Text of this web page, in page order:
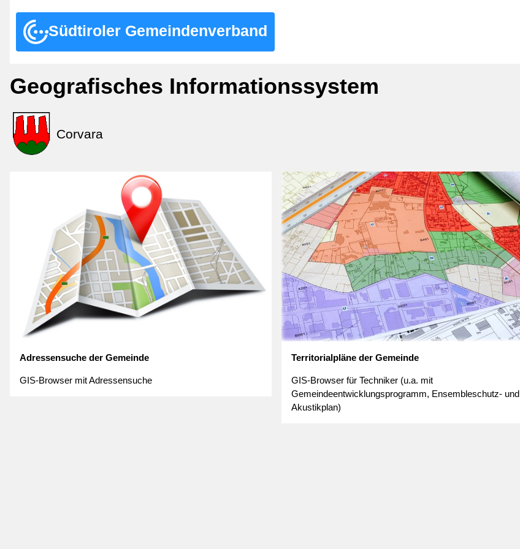
Südtiroler Gemeindenverband
Geografisches Informationssystem
Corvara
Adressensuche der Gemeinde
GIS-Browser mit Adressensuche
Territorialpläne der Gemeinde
GIS-Browser für Techniker (u.a. mit
Gemeindeentwicklungsprogramm, Ensembleschutz- und
Akustikplan)